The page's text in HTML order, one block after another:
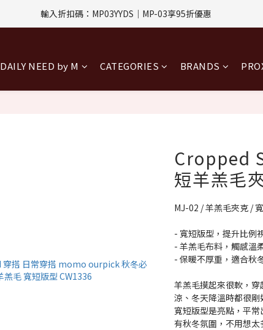
評價回饋｜訂單完成後7天內填寫5字以上評價，即可獲得$30購物金
DAILY NEED by M CATEGORIES BRANDS
Cropped
短羊羔毛
MJ-02 / 羊羔毛夾克 /
- 寬短版型，提升比例
- 羊羔毛布料，觸感溫
- 保暖不厚重，適合秋
羊羔毛摸起來很軟，
涼、冬天降溫時都很剛
寬短版型是亮點，平
有秋冬氛圍，不用想太